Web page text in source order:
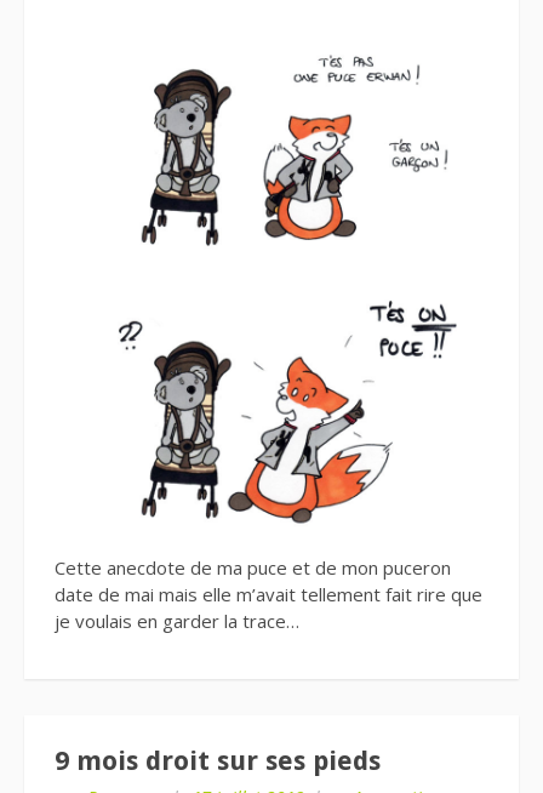
Cette anecdote de ma puce et de mon puceron
date de mai mais elle m’avait tellement fait rire que
je voulais en garder la trace…
9 mois droit sur ses pieds